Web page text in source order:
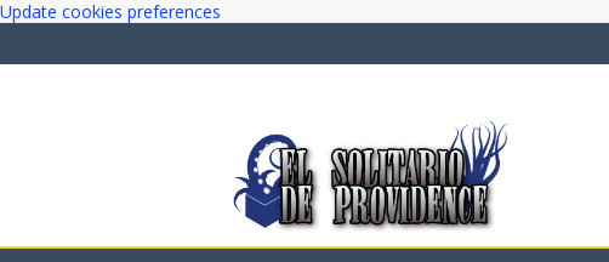
Update cookies preferences